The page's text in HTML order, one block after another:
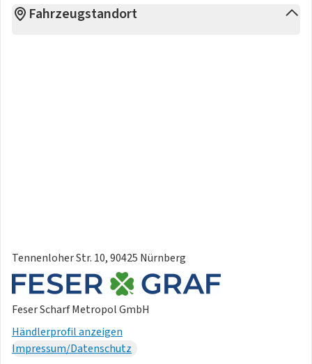
Fahrzeugstandort
Tennenloher Str. 10, 90425 Nürnberg
Feser Scharf Metropol GmbH
Händlerprofil anzeigen
Impressum/Datenschutz